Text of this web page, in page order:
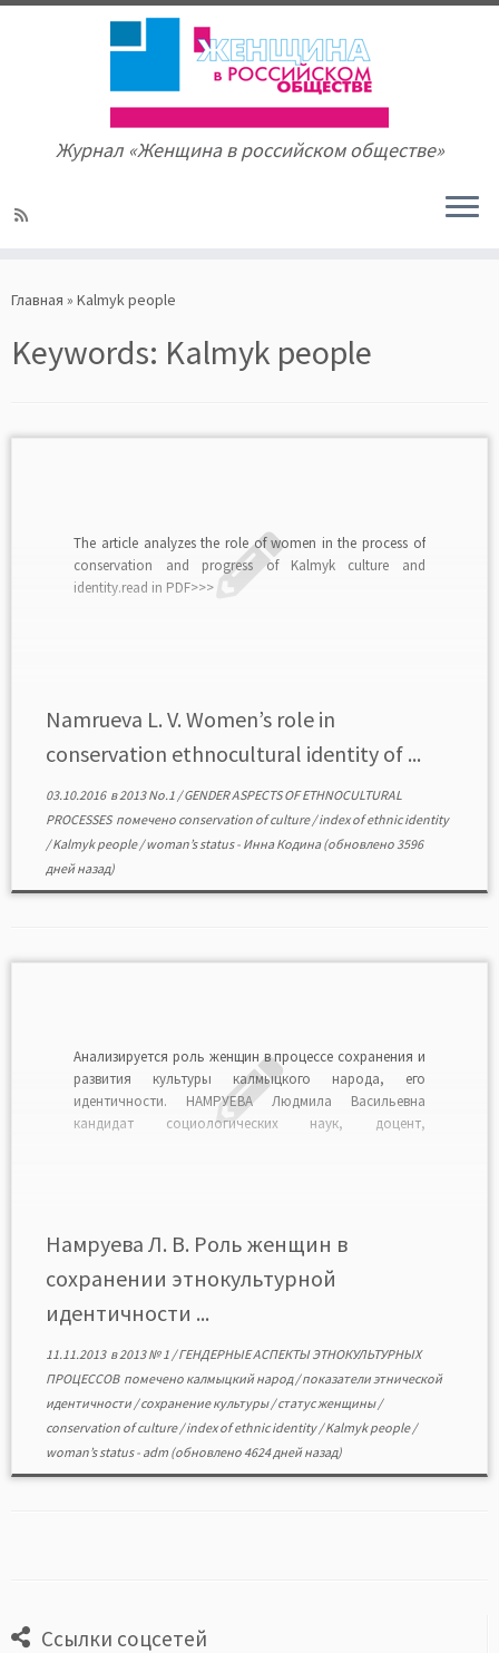
to
Журнал «Женщина в российском обществе»
Главная » Kalmyk people
Keywords: Kalmyk people
Тhe article analyzes the role of women in the process of
conservation and progress of Kalmyk culture and
identity.read in PDF>>>
Namrueva L. V. Women’s role in
conservation ethnocultural identity of ...
03.10.2016в2013 No.1 /GENDER ASPECTS OF ETHNOCULTURAL
PROCESSES помечено conservation of culture/index of ethnic identity
/Kalmyk people/woman’s status- Инна Кодина(обновлено 3596
дней назад)
Анализируется роль женщин в процессе сохранения и
развития культуры калмыцкого народа, его
идентичности. НАМРУЕВА Людмила Васильевна
кандидат социологических наук, доцент,
Kalmyks Тhe article analyzes the role of women […]
Намруева Л. В. Роль женщин в
сохранении этнокультурной
идентичности ...
11.11.2013в2013 № 1 /ГЕНДЕРНЫЕ АСПЕКТЫ ЭТНОКУЛЬТУРНЫХ
ПРОЦЕССОВ помечено калмыцкий народ/показатели этнической
идентичности /сохранение культуры/статус женщины/
conservation of culture/index of ethnic identity/Kalmyk people/
woman’s status- adm(обновлено 4624 дней назад)
Ссылки соцсетей